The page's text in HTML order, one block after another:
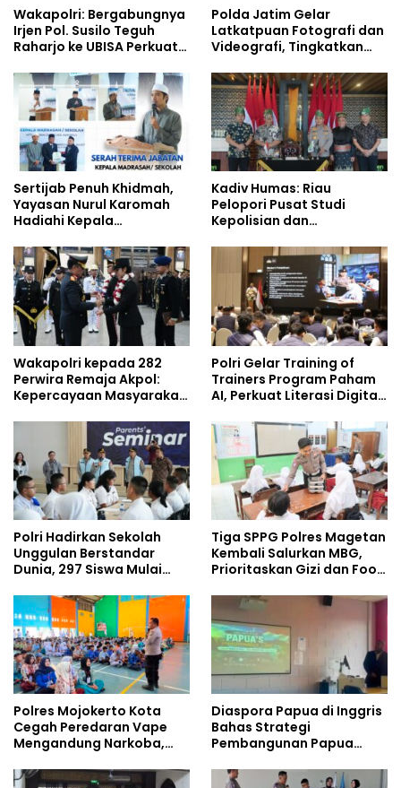
Wakapolri: Bergabungnya
Irjen Pol. Susilo Teguh
Raharjo ke UBISA Perkuat
Studi Kepolisian
Polda Jatim Gelar
Latkatpuan Fotografi dan
Videografi, Tingkatkan
Era Digital
Sertijab Penuh Khidmah,
Yayasan Nurul Karomah
Hadiahi Kepala
Umrah
Kadiv Humas: Riau
Pelopori Pusat Studi
Kepolisian dan
Policing Masuki Babak
Wakapolri kepada 282
Perwira Remaja Akpol:
Kepercayaan Masyarakat
Polri Gelar Training of
Trainers Program Paham
AI, Perkuat Literasi Digital
Polri Hadirkan Sekolah
Unggulan Berstandar
Dunia, 297 Siswa Mulai
Tiga SPPG Polres Magetan
Kembali Salurkan MBG,
Prioritaskan Gizi dan Food
Polres Mojokerto Kota
Cegah Peredaran Vape
Mengandung Narkoba,
Kalangan Remaja
Diaspora Papua di Inggris
Bahas Strategi
Pembangunan Papua
Doktoral Internasional